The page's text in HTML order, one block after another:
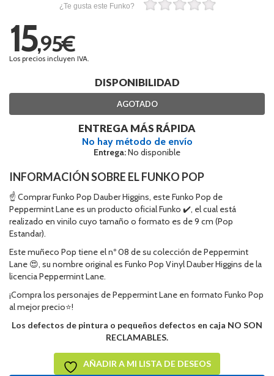
¿Te gusta este Funko?
15,95€
Los precios incluyen IVA.
DISPONIBILIDAD
AGOTADO
ENTREGA MÁS RÁPIDA
No hay método de envío
Entrega:No disponible
INFORMACIÓN SOBRE EL FUNKO POP
☝ Comprar Funko Pop Dauber Higgins, este Funko Pop de
Peppermint Lane es un producto oficial Funko ✔️, el cual está
realizado en vinilo cuyo tamaño o formato es de 9 cm (Pop
Estandar).
Este muñeco Pop tiene el nº 08 de su colección de Peppermint
Lane 😍, su nombre original es Funko Pop Vinyl Dauber Higgins de la
licencia Peppermint Lane.
¡Compra los personajes de Peppermint Lane en formato Funko Pop
al mejor precio⭐!
Los defectos de pintura o pequeños defectos en caja NO SON
RECLAMABLES.
AÑADIR A MI LISTA DE DESEOS